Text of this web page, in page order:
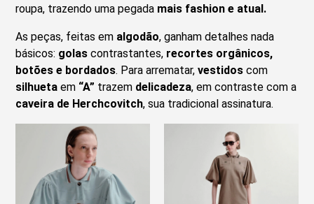
roupa, trazendo uma pegada mais fashion e atual.
As peças, feitas em algodão, ganham detalhes nada
básicos: golascontrastantes, recortes orgânicos,
botões e bordados. Para arrematar,vestidoscom
silhuetaem “A” trazem delicadeza, em contraste com a
caveira de Herchcovitch, sua tradicional assinatura.